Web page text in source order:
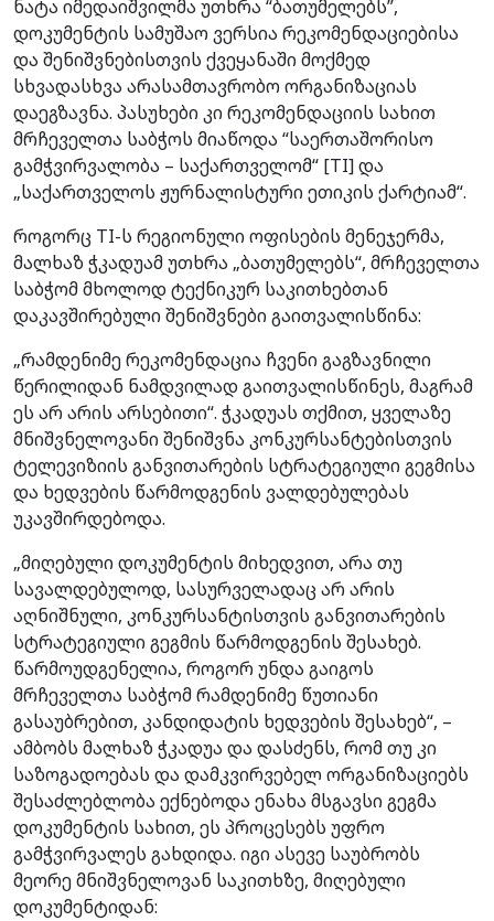
ნატა იმედაიშვილმა უთხრა “ბათუმელებს”,
დოკუმენტის სამუშაო ვერსია რეკომენდაციებისა
და შენიშვნებისთვის ქვეყანაში მოქმედ
სხვადასხვა არასამთავრობო ორგანიზაციას
დაეგზავნა. პასუხები კი რეკომენდაციის სახით
მრჩეველთა საბჭოს მიაწოდა “საერთაშორისო
გამჭვირვალობა – საქართველომ“ [TI] და
„საქართველოს ჟურნალისტური ეთიკის ქარტიამ“.
როგორც TI-ს რეგიონული ოფისების მენეჯერმა,
მალხაზ ჭკადუამ უთხრა „ბათუმელებს“, მრჩეველთა
საბჭომ მხოლოდ ტექნიკურ საკითხებთან
დაკავშირებული შენიშვნები გაითვალისწინა:
„რამდენიმე რეკომენდაცია ჩვენი გაგზავნილი
წერილიდან ნამდვილად გაითვალისწინეს, მაგრამ
ეს არ არის არსებითი“. ჭკადუას თქმით, ყველაზე
მნიშვნელოვანი შენიშვნა კონკურსანტებისთვის
ტელევიზიის განვითარების სტრატეგიული გეგმისა
და ხედვების წარმოდგენის ვალდებულებას
უკავშირდებოდა.
„მიღებული დოკუმენტის მიხედვით, არა თუ
სავალდებულოდ, სასურველადაც არ არის
აღნიშნული, კონკურსანტისთვის განვითარების
სტრატეგიული გეგმის წარმოდგენის შესახებ.
წარმოუდგენელია, როგორ უნდა გაიგოს
მრჩეველთა საბჭომ რამდენიმე წუთიანი
გასაუბრებით, კანდიდატის ხედვების შესახებ“, –
ამბობს მალხაზ ჭკადუა და დასძენს, რომ თუ კი
საზოგადოებას და დამკვირვებელ ორგანიზაციებს
შესაძლებლობა ექნებოდა ენახა მსგავსი გეგმა
დოკუმენტის სახით, ეს პროცესებს უფრო
გამჭვირვალეს გახდიდა. იგი ასევე საუბრობს
მეორე მნიშვნელოვან საკითხზე, მიღებული
დოკუმენტიდან: